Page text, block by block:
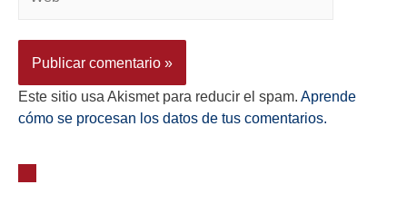
Este sitio usa Akismet para reducir el spam. Aprende
cómo se procesan los datos de tus comentarios.